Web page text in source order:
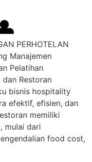
PERHOTELAN
Manajemen
Pelatihan
dan Restoran
bisnis hospitality
efektif, efisien, dan
memiliki
mulai dari
food cost,